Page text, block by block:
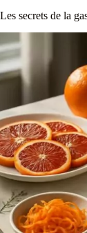
Les secrets de la